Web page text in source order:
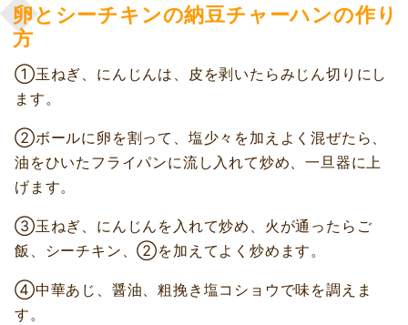
卵とシーチキンの納豆チャーハンの作り
方
①玉ねぎ、にんじんは、皮を剥いたらみじん切りにし
ます。
②ボールに卵を割って、塩少々を加えよく混ぜたら、
油をひいたフライパンに流し入れて炒め、一旦器に上
げます。
③玉ねぎ、にんじんを入れて炒め、火が通ったらご
飯、シーチキン、②を加えてよく炒めます。
④中華あじ、醤油、粗挽き塩コショウで味を調えま
す。